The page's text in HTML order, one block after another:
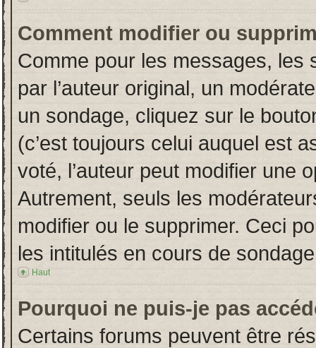
Comment modifier ou
Comme pour les messages, les
par l’auteur original, un
un sondage, cliquez sur le
(c’est toujours celui auquel est
voté, l’auteur peut modifier une
Autrement, seuls les
modifier ou le supprimer. Ceci
les intitulés en cours de
Haut
Pourquoi ne puis-je pas
Certains forums peuvent être